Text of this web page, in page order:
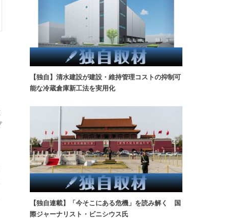
【独自】清水建設が建設・維持管理コストの抑制可
能な冷蔵倉庫新工法を実用化
【独自連載】「今そこにある危機」を読み解く 国
際ジャーナリスト・ビニシウス氏